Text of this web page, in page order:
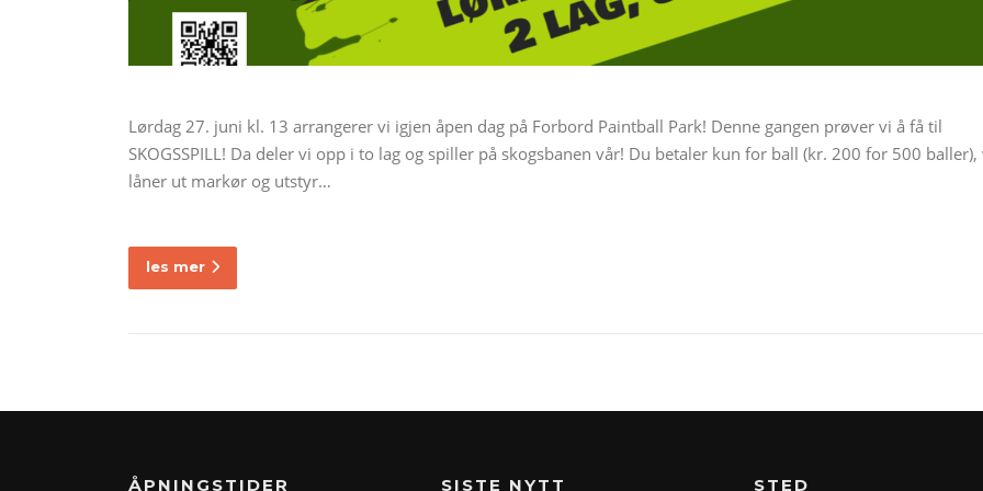
Lørdag 27. juni kl. 13 arrangerer vi igjen åpen dag på Forbord Paintball Park! Denne gangen prøver vi å få til
SKOGSSPILL! Da deler vi opp i to lag og spiller på skogsbanen vår! Du betaler kun for ball (kr. 200 for 500 baller),
låner ut markør og utstyr…
les mer
ÅPNINGSTIDER SISTE NYTT STED